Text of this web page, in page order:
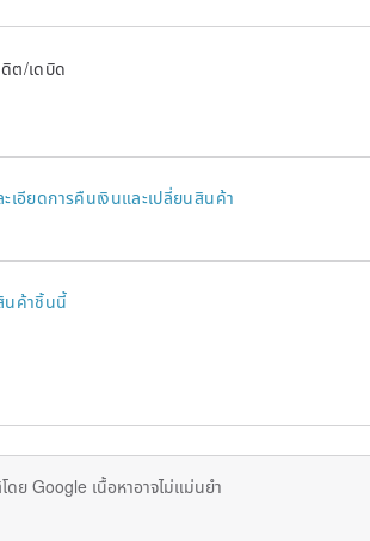
ต/เดบิด
เอียดการคืนเงินและเปลี่ยนสินค้า
นค้าชิ้นนี้
ย Google เนื้อหาอาจไม่แม่นยำ